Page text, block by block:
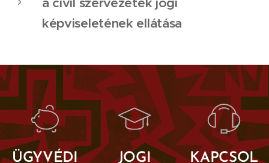
képviseletének ellátása
ÜGYVÉDI
JOGI
KAPCSOL